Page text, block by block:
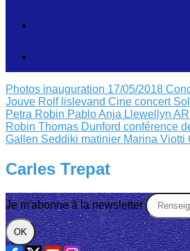
Photos inauguration 17/05/2018
Jouve Rolf lislevand Cine concert
Petra Robin Pablo Anja Llewellyn
Robin Thomas Dunford conférence
Gallen Seddiki matinier Marina Viotti
Carles Trepat
Je m'abonne à la newsletter
OK